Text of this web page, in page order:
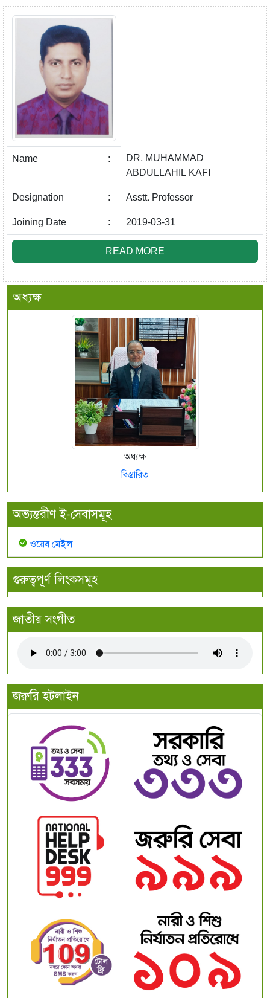
Name :
DR. MUHAMMAD
ABDULLAHIL KAFI
Designation : Asstt. Professor
Joining Date : 2019-03-31
READ MORE
অধ্যক্ষ
অধ্যক্ষ
বিস্তারিত
অভ্যন্তরীণ ই-সেবাসমূহ
ওয়েব মেইল
গুরুত্বপূর্ণ লিংকসমূহ
জাতীয় সংগীত
জরুরি হটলাইন